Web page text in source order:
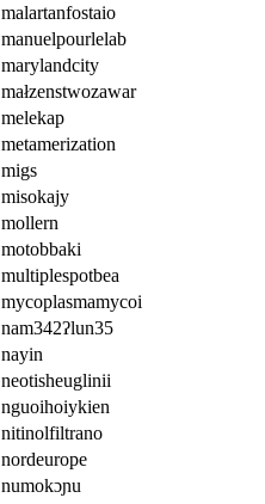
malartanfostaio
manuelpourlelab
marylandcity
małzenstwozawar
melekap
metamerization
migs
misokajy
mollern
motobbaki
multiplespotbea
mycoplasmamycoi
nam342ʔlun35
nayin
neotisheuglinii
nguoihoiykien
nitinolfiltrano
nordeurope
numokɔɲu